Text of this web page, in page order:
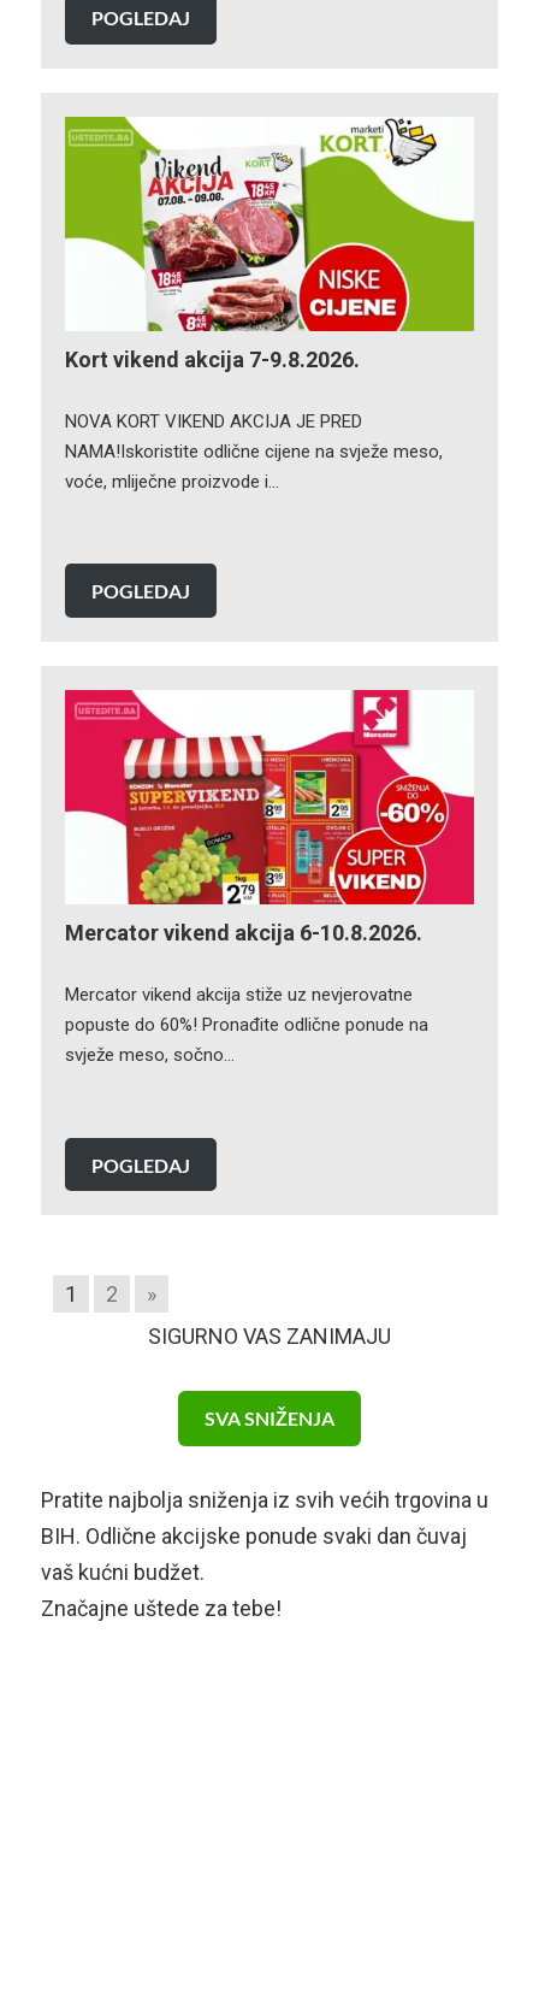
POGLEDAJ
Kort vikend akcija 7-9.8.2026.
NOVA KORT VIKEND AKCIJA JE PRED
NAMA!Iskoristite odlične cijene na svježe meso,
voće, mliječne proizvode i…
POGLEDAJ
Mercator vikend akcija 6-10.8.2026.
Mercator vikend akcija stiže uz nevjerovatne
popuste do 60%! Pronađite odlične ponude na
svježe meso, sočno…
POGLEDAJ
1 2
»
SIGURNO VAS ZANIMAJU
SVA SNIŽENJA
Pratite najbolja sniženja iz svih većih trgovina u
BIH. Odlične akcijske ponude svaki dan čuvaj
vaš kućni budžet.
Značajne uštede za tebe!